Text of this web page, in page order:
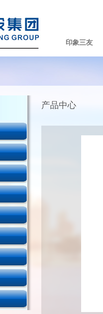
印象三友
产品中心